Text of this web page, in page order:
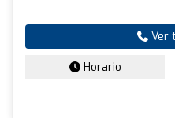
Ver
Horario